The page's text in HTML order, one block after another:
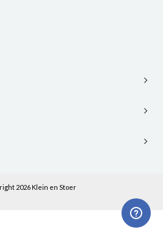
2026 Klein en Stoer